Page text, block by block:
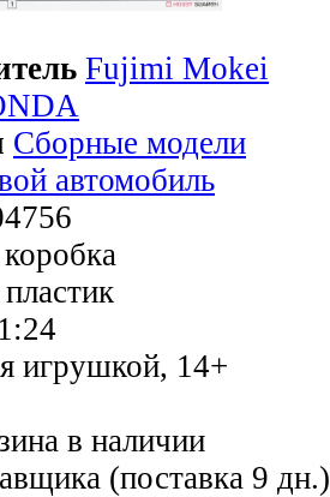
Fujimi Mokei
Сборные модели
автомобиль
коробка
пластик
1:24
игрушкой, 14+
в наличии
(поставка 9